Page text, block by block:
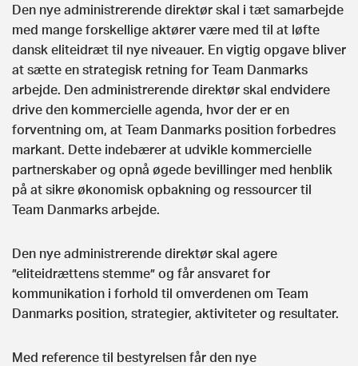
Den nye administrerende direktør skal i tæt samarbejde
med mange forskellige aktører være med til at løfte
dansk eliteidræt til nye niveauer. En vigtig opgave bliver
at sætte en strategisk retning for Team Danmarks
arbejde. Den administrerende direktør skal endvidere
drive den kommercielle agenda, hvor der er en
forventning om, at Team Danmarks position forbedres
markant. Dette indebærer at udvikle kommercielle
partnerskaber og opnå øgede bevillinger med henblik
på at sikre økonomisk opbakning og ressourcer til
Team Danmarks arbejde.
Den nye administrerende direktør skal agere
”eliteidrættens stemme” og får ansvaret for
kommunikation i forhold til omverdenen om Team
Danmarks position, strategier, aktiviteter og resultater.
Med reference til bestyrelsen får den nye